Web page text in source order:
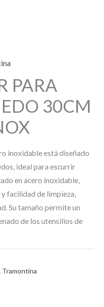
PARA
30CM
inoxidable está diseñado
ideal para escurrir
en acero inoxidable,
facilidad de limpieza,
Su tamaño permite un
de los utensilios de
Tramontina